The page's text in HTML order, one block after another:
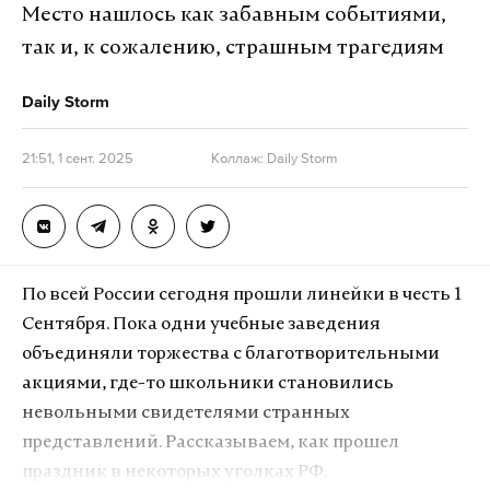
нас три шкуры, а сами строят себе дворцы!»
сказано в сообщении.
Насайтенаписано: «Отобрать у барыг и отдать
Жириновский!»
Все цены на ЖКУ предлагается передать «под
жесткий контроль государства», а качество услуг
должны оценивать сами люди. Управляющие
компании и ресурсоснабжающие организации
должны принадлежать не частникам, а
Место нашлось как забавным событиями,
так и, к сожалению, страшным трагедиям
Daily Storm
21:51, 1 сент. 2025 Коллаж: Daily Storm
По всей России сегодня прошли линейки в честь 1
Сентября. Пока одни учебные заведения
объединяли торжества с благотворительными
акциями, где-то школьники становились
невольными свидетелями странных
представлений. Рассказываем, как прошел
праздник в некоторых уголках РФ.